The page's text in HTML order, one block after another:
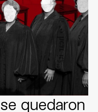
quedaron